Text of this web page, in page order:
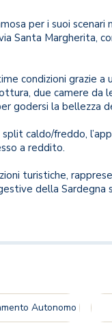
per i suoi
Santa Margherita,
condizioni grazie
due camere da
godersi la bellezza
caldo/freddo,
a reddito.
turistiche,
della Sardegna
Autonomo